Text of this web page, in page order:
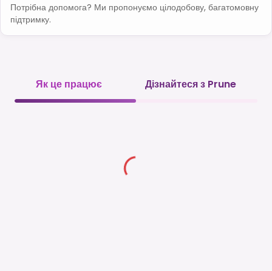
Потрібна допомога? Ми пропонуємо цілодобову, багатомовну
підтримку.
Як це працює Дізнайтеся з Prune